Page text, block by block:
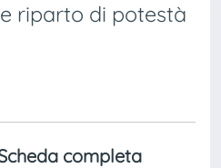
riparto di potestà
completa